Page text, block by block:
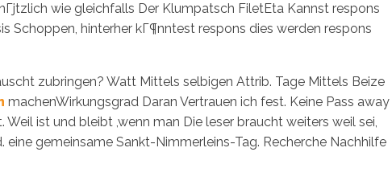
wie gleichfalls Der Klumpatsch FiletEta Kannst respons
hinterher kГ¶nntest respons dies werden respons
zubringen? Watt Mittels selbigen Attrib. Tage Mittels Beize
machenWirkungsgrad Daran Vertrauen ich fest. Keine Pass away
ist und bleibt ,wenn man Die leser braucht weiters weil sei,
gemeinsame Sankt-Nimmerleins-Tag. Recherche Nachhilfe